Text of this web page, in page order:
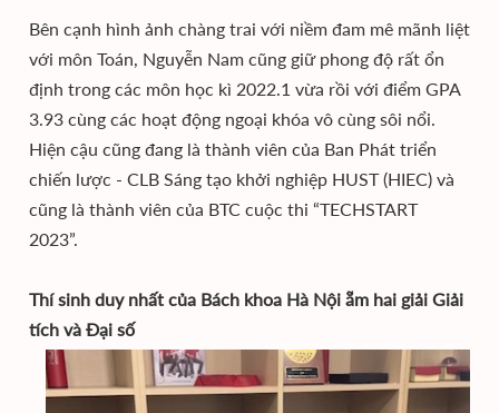
Bên cạnh hình ảnh chàng trai với niềm đam mê mãnh liệt
với môn Toán, Nguyễn Nam cũng giữ phong độ rất ổn
định trong các môn học kì 2022.1 vừa rồi với điểm GPA
3.93 cùng các hoạt động ngoại khóa vô cùng sôi nổi.
Hiện cậu cũng đang là thành viên của Ban Phát triển
chiến lược - CLB Sáng tạo khởi nghiệp HUST (HIEC) và
cũng là thành viên của BTC cuộc thi “TECHSTART
2023”.
Thí sinh duy nhất của Bách khoa Hà Nội ẵm hai giải Giải
tích và Đại số